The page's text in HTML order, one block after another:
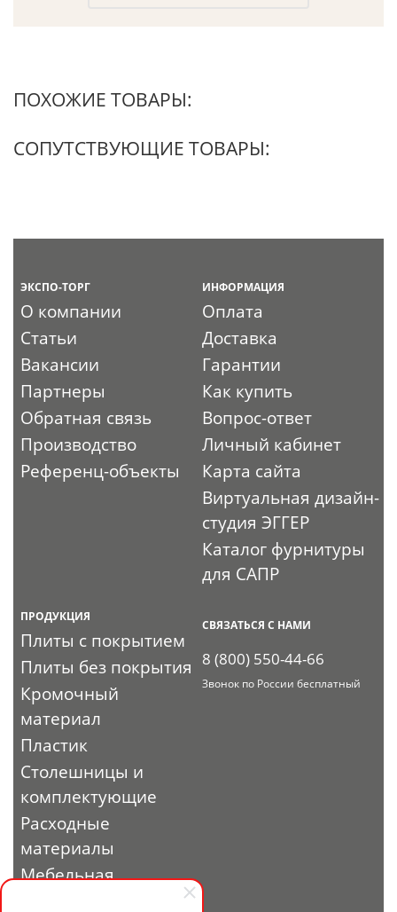
ПОХОЖИЕ ТОВАРЫ:
СОПУТСТВУЮЩИЕ ТОВАРЫ:
ЭКСПО-ТОРГ
О компании
Статьи
Вакансии
Партнеры
Обратная связь
Производство
Референц-объекты
ИНФОРМАЦИЯ
Оплата
Доставка
Гарантии
Как купить
Вопрос-ответ
Личный кабинет
Карта сайта
Виртуальная дизайн-
студия ЭГГЕР
Каталог фурнитуры
для САПР
ПРОДУКЦИЯ
Плиты с покрытием
Плиты без покрытия
Кромочный
материал
Пластик
Столешницы и
комплектующие
Расходные
материалы
Мебельная
СВЯЗАТЬСЯ С НАМИ
8 (800) 550-44-66
Звонок по России бесплатный